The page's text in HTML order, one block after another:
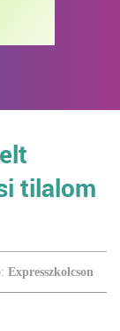
tilalom
Expresszkolcson